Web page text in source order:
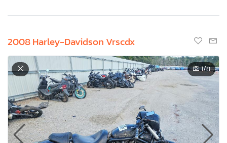
2008 Harley-Davidson Vrscdx
1/8